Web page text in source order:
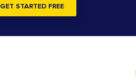
GET STARTED FREE